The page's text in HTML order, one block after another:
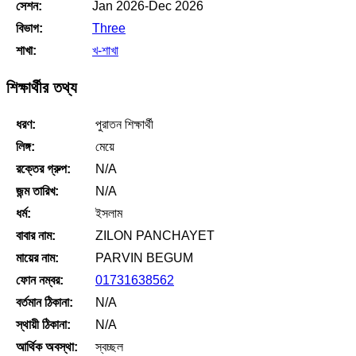
সেশন:
Jan 2026-Dec 2026
বিভাগ:
Three
শাখা:
খ-শাখা
শিক্ষার্থীর তথ্য
ধরণ:
পুরাতন শিক্ষার্থী
লিঙ্গ:
মেয়ে
রক্তের গ্রুপ:
N/A
জন্ম তারিখ:
N/A
ধর্ম:
ইসলাম
বাবার নাম:
ZILON PANCHAYET
মায়ের নাম:
PARVIN BEGUM
ফোন নম্বর:
01731638562
বর্তমান ঠিকানা:
N/A
স্থায়ী ঠিকানা:
N/A
আর্থিক অবস্থা:
স্বচ্ছল